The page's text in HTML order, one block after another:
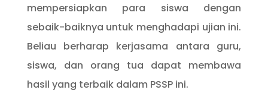
mempersiapkan para siswa dengan
sebaik-baiknya untuk menghadapi ujian ini.
Beliau berharap kerjasama antara guru,
siswa, dan orang tua dapat membawa
hasil yang terbaik dalam PSSP ini.